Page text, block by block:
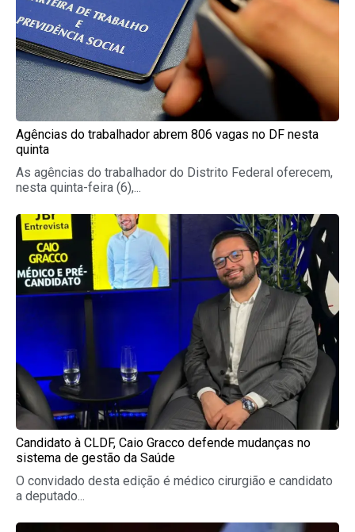
Agências do trabalhador abrem 806 vagas no DF nesta
quinta
As agências do trabalhador do Distrito Federal oferecem,
nesta quinta-feira (6),...
Candidato à CLDF, Caio Gracco defende mudanças no
sistema de gestão da Saúde
O convidado desta edição é médico cirurgião e candidato
a deputado...